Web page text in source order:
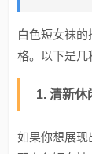
白色短女袜
格。以下是几
1. 清新休
如果你想展现